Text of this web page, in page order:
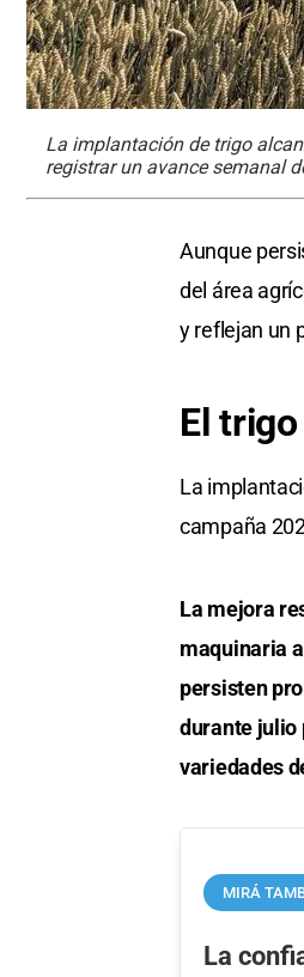
La implantación de trigo
registrar un avance semanal
Aunque
del área
y reflejan un
El
La
campaña
La mejora
maquinaria
persisten
durante julio
variedades
MIRÁ
La